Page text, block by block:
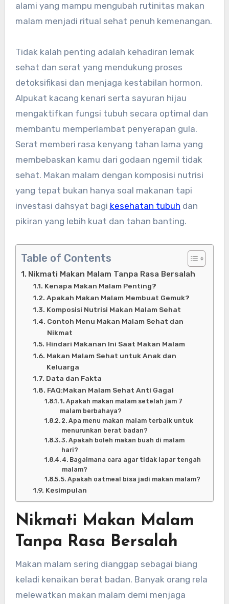
alami yang mampu mengubah rutinitas makan
malam menjadi ritual sehat penuh kemenangan.
Tidak kalah penting adalah kehadiran lemak
sehat dan serat yang mendukung proses
detoksifikasi dan menjaga kestabilan hormon.
Alpukat kacang kenari serta sayuran hijau
mengaktifkan fungsi tubuh secara optimal dan
membantu memperlambat penyerapan gula.
Serat memberi rasa kenyang tahan lama yang
membebaskan kamu dari godaan ngemil tidak
sehat. Makan malam dengan komposisi nutrisi
yang tepat bukan hanya soal makanan tapi
investasi dahsyat bagi kesehatan tubuh dan
pikiran yang lebih kuat dan tahan banting.
Table of Contents
Nikmati Makan Malam Tanpa Rasa Bersalah
Kenapa Makan Malam Penting?
Apakah Makan Malam Membuat Gemuk?
Komposisi Nutrisi Makan Malam Sehat
Contoh Menu Makan Malam Sehat dan
Nikmat
Hindari Makanan Ini Saat Makan Malam
Makan Malam Sehat untuk Anak dan
Keluarga
Data dan Fakta
FAQ:Makan Malam Sehat Anti Gagal
1. Apakah makan malam setelah jam 7
malam berbahaya?
2. Apa menu makan malam terbaik untuk
menurunkan berat badan?
3. Apakah boleh makan buah di malam
hari?
4. Bagaimana cara agar tidak lapar tengah
malam?
5. Apakah oatmeal bisa jadi makan malam?
Kesimpulan
Nikmati Makan Malam
Tanpa Rasa Bersalah
Makan malam sering dianggap sebagai biang
keladi kenaikan berat badan. Banyak orang rela
melewatkan makan malam demi menjaga